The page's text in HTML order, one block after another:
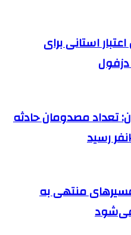
ریال اعتبار استانی برای
تعداد مصدومان حادثه
منتهی به
می‌شود